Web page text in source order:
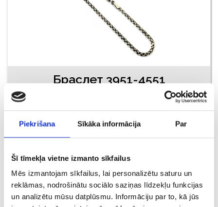
Piekrišana Sīkāka informācija Par
Šī tīmekļa vietne izmanto sīkfailus
Mēs izmantojam sīkfailus, lai personalizētu saturu un
reklāmas, nodrošinātu sociālo saziņas līdzekļu funkcijas
un analizētu mūsu datplūsmu. Informāciju par to, kā jūs
Браслет 3951-4551
ДОБАВИТЬ В КОРЗИНУ